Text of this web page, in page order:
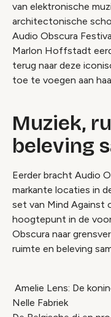
van elektronische
architectonische
Audio Obscura
Marlon Hoffstadt
terug naar deze
toe te voegen aan
Muziek,
beleving
Eerder bracht Audio
markante locaties in
set van Mind Against
hoogtepunt in de
Obscura naar
ruimte en beleving
Amelie Lens: De
Nelle Fabriek